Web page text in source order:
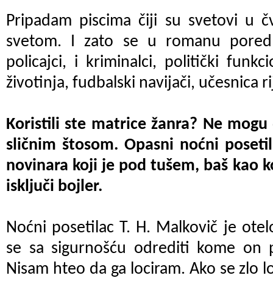
Pripadam piscima čiji su svetovi u
svetom. I zato se u romanu
policajci, i kriminalci, politički
životinja, fudbalski navijači, učesnica
Koristili ste matrice žanra? Ne
sličnim štosom. Opasni noćni
novinara koji je pod tušem, baš kao
isključi bojler.
Noćni posetilac T. H. Malkovič je
se sa sigurnošću odrediti kome on
Nisam hteo da ga lociram. Ako se zlo